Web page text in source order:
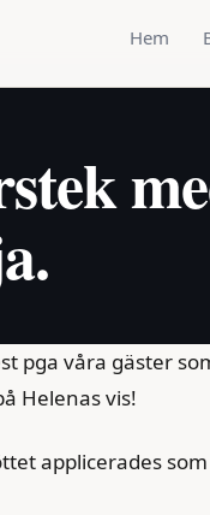
Hem
pga våra gäster
Helenas vis!
applicerades